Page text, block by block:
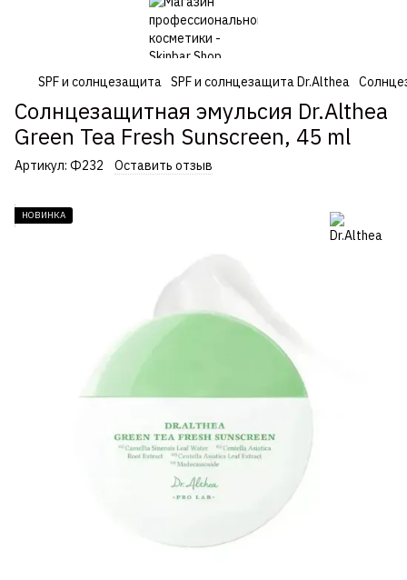
SPF и солнцезащита SPF и солнцезащита Dr.Althea
Солнцезащитная эмульсия Dr.Althea
Green Tea Fresh Sunscreen, 45 ml
Артикул: Ф232 Оставить отзыв
НОВИНКА